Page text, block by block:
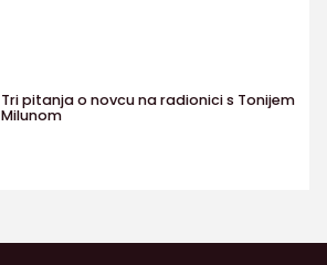
Tri pitanja o novcu na radionici s Tonijem
Milunom